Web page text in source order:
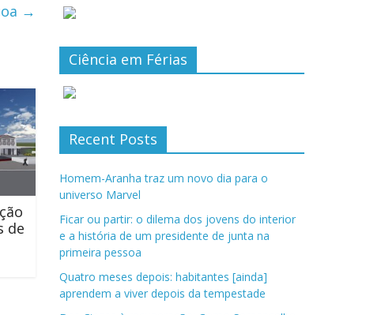
→
de
Ciência em Férias
Recent Posts
Homem-Aranha traz um novo dia para o
universo Marvel
Ficar ou partir: o dilema dos jovens do interior
e a história de um presidente de junta na
primeira pessoa
Quatro meses depois: habitantes [ainda]
aprendem a viver depois da tempestade